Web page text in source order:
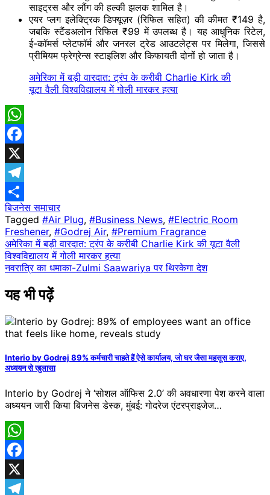
साइट्रस और लौंग की हल्की झलक शामिल है।
एयर प्लग इलेक्ट्रिक डिफ्यूज़र (रिफिल सहित) की कीमत ₹149 है,
जबकि स्टैंडअलोन रिफिल ₹99 में उपलब्ध है। यह आधुनिक रिटेल,
ई-कॉमर्स प्लेटफॉर्म और जनरल ट्रेड आउटलेट्स पर मिलेगा, जिससे
प्रीमियम फ्रेग्रेन्स स्टाइलिश और किफायती दोनों हो जाता है।
अमेरिका में बड़ी वारदात: ट्रंप के करीबी Charlie Kirk की
यूटा वैली विश्वविद्यालय में गोली मारकर हत्या
WhatsApp
Facebook
X
Telegram
Share
बिजनेस समाचार
Tagged #Air Plug, #Business News, #Electric Room
Freshener, #Godrej Air, #Premium Fragrance
Post
navigation
अमेरिका में बड़ी वारदात: ट्रंप के करीबी Charlie Kirk की यूटा वैली
विश्वविद्यालय में गोली मारकर हत्या
नवरात्रि का धमाका-Zulmi Saawariya पर थिरकेगा देश
यह भी पढ़ें
Interio by Godrej 89% कर्मचारी चाहते हैं ऐसे कार्यालय, जो घर जैसा महसूस कराए,
अध्ययन से खुलासा
Interio by Godrej ने ‘सोशल ऑफिस 2.0’ की अवधारणा पेश करने वाला
अध्ययन जारी किया बिजनेस डेस्क, मुंबई: गोदरेज एंटरप्राइजेज…
WhatsApp
Facebook
X